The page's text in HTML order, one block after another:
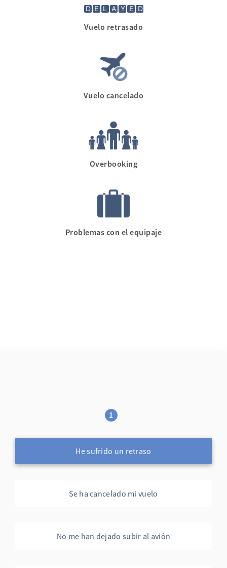
Vuelo retrasado
Vuelo cancelado
Overbooking
Problemas con el equipaje
1
He sufrido un retraso
Se ha cancelado mi vuelo
No me han dejado subir al avión